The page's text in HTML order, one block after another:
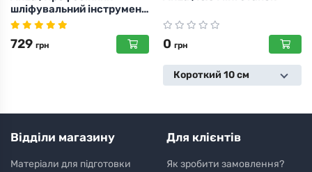
0 грн 0 грн
Відділи магазину
Матеріали для підготовки
Для клієнтів
Як зробити замовлення?